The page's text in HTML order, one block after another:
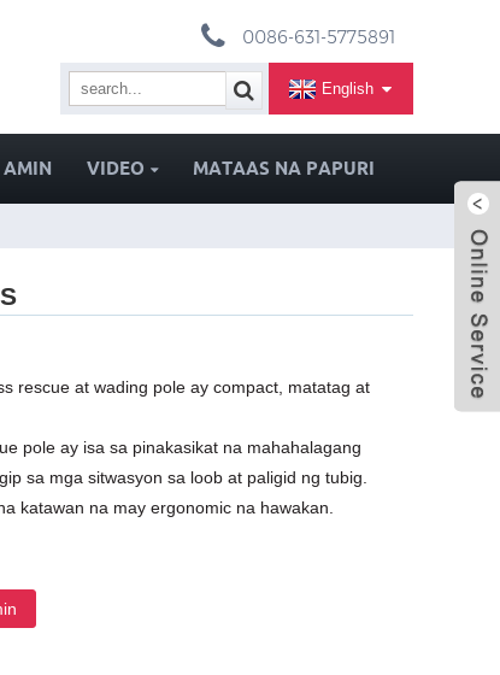
0086-631-5775891
English
AMIN VIDEO MATAAS NA PAPURI
rescue at wading pole ay compact, matatag at
pole ay isa sa pinakasikat na mahahalagang
sa mga sitwasyon sa loob at paligid ng tubig.
katawan na may ergonomic na hawakan.